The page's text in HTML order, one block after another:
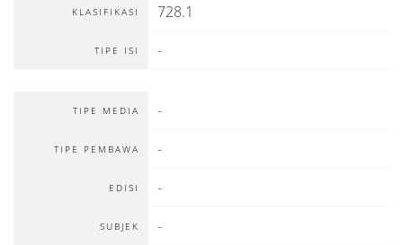
KLASIFIKASI 728.1
TIPE ISI -
TIPE MEDIA -
TIPE PEMBAWA -
EDISI -
SUBJEK -